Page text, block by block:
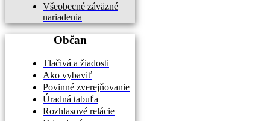
Všeobecné záväzné
nariadenia
Občan
Tlačivá a žiadosti
Ako vybaviť
Povinné zverejňovanie
Úradná tabuľa
Rozhlasové relácie